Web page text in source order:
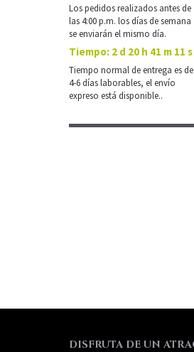
Los pedidos realizados antes de
las 4:00 p.m. los días de semana
se enviarán el mismo día.
Tiempo: 2 d 20 h 41 m 10 s
Tiempo normal de entrega es de
4-6 días laborables, el envío
expreso está disponible..
DISFRUTA DE UN